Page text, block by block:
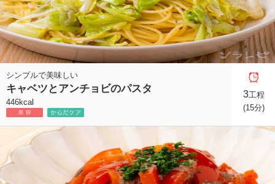
シンプルで美味しい
キャベツとアンチョビのパスタ
446kcal
3工程
(15分)